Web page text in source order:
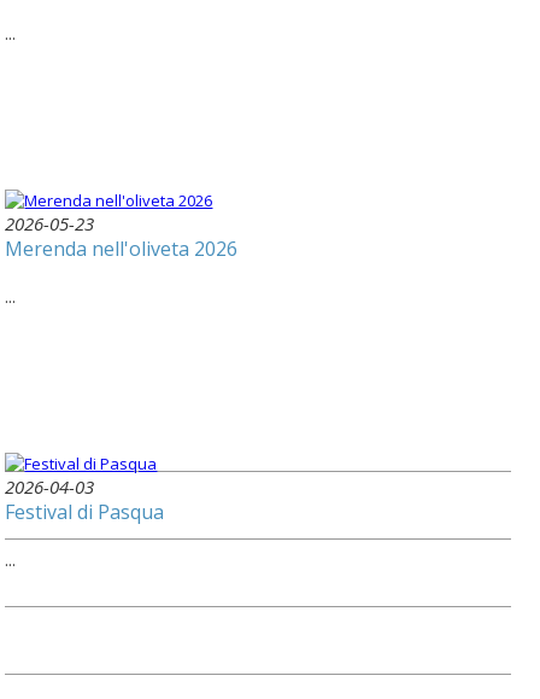
...
2026-05-23
Merenda nell'oliveta 2026
...
2026-04-03
Festival di Pasqua
...